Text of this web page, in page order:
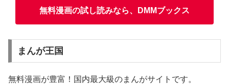
無料漫画の試し読みなら、DMMブックス
まんが王国
無料漫画が豊富！国内最大級のまんがサイトです。